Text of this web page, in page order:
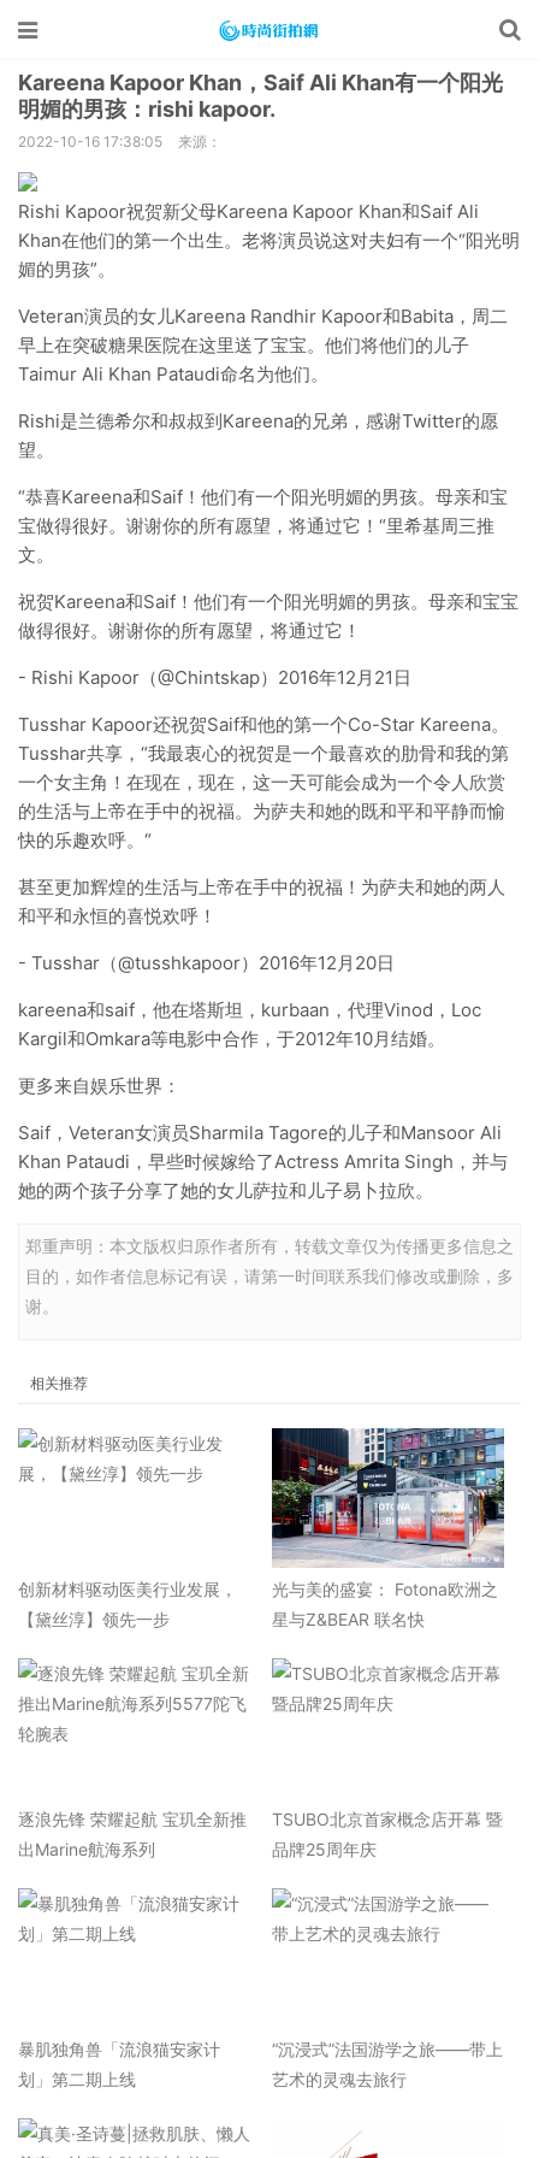
Kareena Kapoor Khan，Saif Ali Khan有一个阳光
明媚的男孩：rishi kapoor.
2022-10-16 17:38:05 来源：
Rishi Kapoor祝贺新父母Kareena Kapoor Khan和Saif Ali
Khan在他们的第一个出生。老将演员说这对夫妇有一个“阳光明
媚的男孩”。
Veteran演员的女儿Kareena Randhir Kapoor和Babita，周二
早上在突破糖果医院在这里送了宝宝。他们将他们的儿子
Taimur Ali Khan Pataudi命名为他们。
Rishi是兰德希尔和叔叔到Kareena的兄弟，感谢Twitter的愿
望。
“恭喜Kareena和Saif！他们有一个阳光明媚的男孩。母亲和宝
宝做得很好。谢谢你的所有愿望，将通过它！“里希基周三推
文。
祝贺Kareena和Saif！他们有一个阳光明媚的男孩。母亲和宝宝
做得很好。谢谢你的所有愿望，将通过它！
- Rishi Kapoor（@Chintskap）2016年12月21日
Tusshar Kapoor还祝贺Saif和他的第一个Co-Star Kareena。
Tusshar共享，“我最衷心的祝贺是一个最喜欢的肋骨和我的第
一个女主角！在现在，现在，这一天可能会成为一个令人欣赏
的生活与上帝在手中的祝福。为萨夫和她的既和平和平静而愉
快的乐趣欢呼。“
甚至更加辉煌的生活与上帝在手中的祝福！为萨夫和她的两人
和平和永恒的喜悦欢呼！
- Tusshar（@tusshkapoor）2016年12月20日
kareena和saif，他在塔斯坦，kurbaan，代理Vinod，Loc
Kargil和Omkara等电影中合作，于2012年10月结婚。
更多来自娱乐世界：
Saif，Veteran女演员Sharmila Tagore的儿子和Mansoor Ali
Khan Pataudi，早些时候嫁给了Actress Amrita Singh，并与
她的两个孩子分享了她的女儿萨拉和儿子易卜拉欣。
郑重声明：本文版权归原作者所有，转载文章仅为传播更多信息之
目的，如作者信息标记有误，请第一时间联系我们修改或删除，多
谢。
相关推荐
​创新材料驱动医美行业发展，
【黛丝淳】领先一步
光与美的盛宴： Fotona欧洲之
星与Z&BEAR 联名快
逐浪先锋 荣耀起航 宝玑全新推
出Marine航海系列
TSUBO北京首家概念店开幕 暨
品牌25周年庆
暴肌独角兽「流浪猫安家计
划」第二期上线
“沉浸式”法国游学之旅——带上
艺术的灵魂去旅行